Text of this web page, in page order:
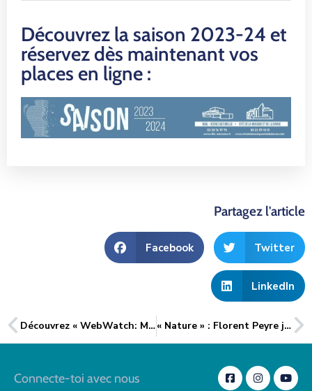
Découvrez la saison 2023-24 et
réservez dès maintenant vos
places en ligne :
Partagez l'article
Facebook Twitter
LinkedIn
Découvrez « WebWatch: Mission de Sauvetage en Ligne » – l’Escape Game Pédagogique de PIXL pour la CyberSécurité « Nature » : Florent Peyre joue à guichet fermé au Mail-Scène Culturelle !
Connecte-toi avec nous